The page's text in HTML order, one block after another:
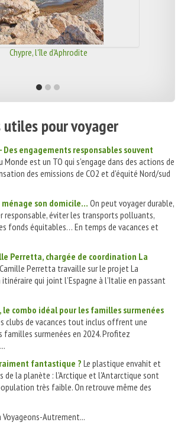
Chypre, l'île d'Aphrodite
pour voyager
Des engagements responsables souvent
Monde est un TO qui s'engage dans des actions de
des emissions de CO2 et d'équité Nord/sud
son domicile… On peut voyager durable,
responsable, éviter les transports polluants,
fonds équitables… En temps de vacances et
Perretta, chargée de coordination La
Camille Perretta travaille sur le projet La
qui joint l’Espagne à l’Italie en passant
le combo idéal pour les familles surmenées
clubs de vacances tout inclus offrent une
surmenées en 2024. Profitez
fantastique ? Le plastique envahit et
de la planète : l'Arctique et l'Antarctique sont
très faible. On retrouve même des
Voyageons-Autrement...